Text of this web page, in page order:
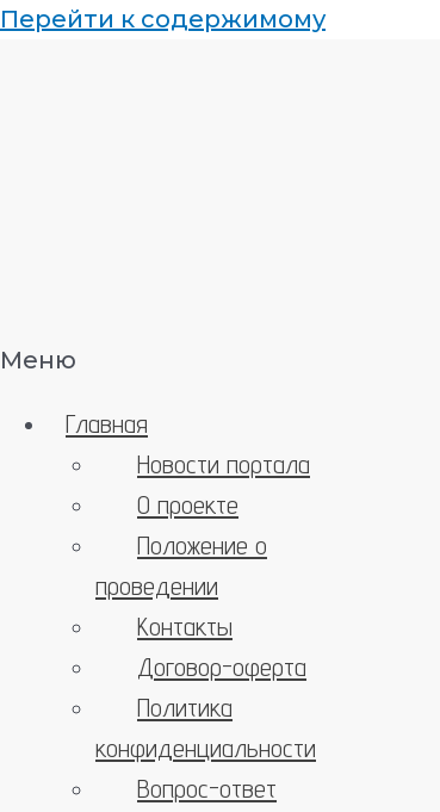
Перейти к содержимому
Меню
Главная
Новости портала
О проекте
Положение о
проведении
Контакты
Договор-оферта
Политика
конфиденциальности
Вопрос-ответ